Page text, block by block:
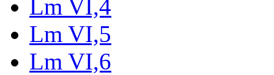
Lm VI,4
Lm VI,5
Lm VI,6